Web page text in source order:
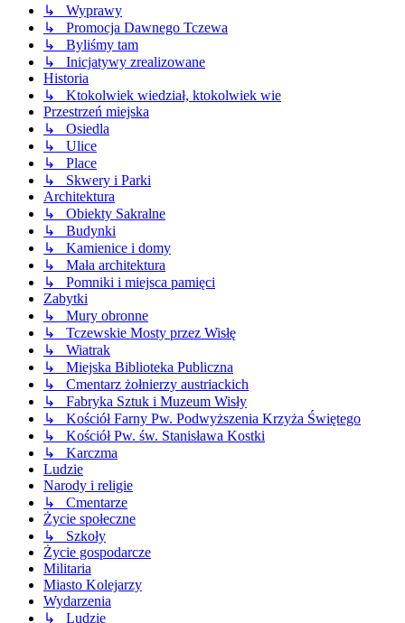
↳ Wyprawy
↳ Promocja Dawnego Tczewa
↳ Byliśmy tam
↳ Inicjatywy zrealizowane
Historia
↳ Ktokolwiek wiedział, ktokolwiek wie
Przestrzeń miejska
↳ Osiedla
↳ Ulice
↳ Place
↳ Skwery i Parki
Architektura
↳ Obiekty Sakralne
↳ Budynki
↳ Kamienice i domy
↳ Mała architektura
↳ Pomniki i miejsca pamięci
Zabytki
↳ Mury obronne
↳ Tczewskie Mosty przez Wisłę
↳ Wiatrak
↳ Miejska Biblioteka Publiczna
↳ Cmentarz żołnierzy austriackich
↳ Fabryka Sztuk i Muzeum Wisły
↳ Kościół Farny Pw. Podwyższenia Krzyża Świętego
↳ Kościół Pw. św. Stanisława Kostki
↳ Karczma
Ludzie
Narody i religie
↳ Cmentarze
Życie społeczne
↳ Szkoły
Życie gospodarcze
Militaria
Miasto Kolejarzy
Wydarzenia
↳ Ludzie